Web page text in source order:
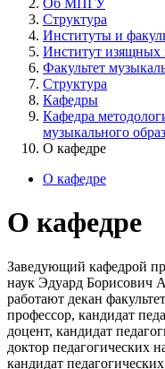
Об МПГУ
Структура
Институты и
Институт изящных
Факультет
Структура
Кафедры
Кафедра
музыкального
О кафедре
О кафедре
О кафедре
Заведующий кафедрой
наук Эдуард Борисович
работают декан
профессор, кандидат
доцент, кандидат
доктор педагогических
кандидат